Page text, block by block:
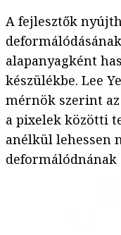
A fejlesztők
alapanyagként
készülékbe. Lee
mérnök szerint
a pixelek közötti
anélkül lehessen
deformálódnának